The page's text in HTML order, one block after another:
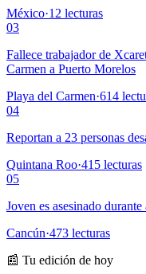
México·12 lecturas
03
Fallece trabajador de
Carmen a Puerto Morelos
Playa del Carmen·614
04
Reportan a 23 personas
Quintana Roo·415 lecturas
05
Joven es asesinado
Cancún·473 lecturas
📰 Tu edición de hoy